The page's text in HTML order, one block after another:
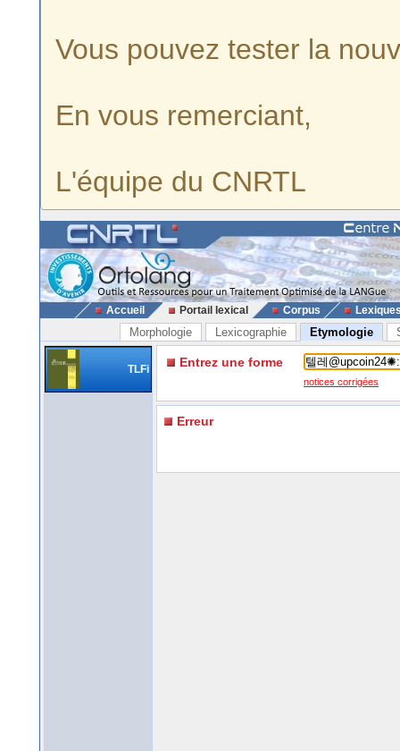
Vous pouvez tester la
En vous remerciant,
L'équipe du CNRTL
Accueil Portail lexical Corpus
Morphologie Lexicographie Etymologie
TLFi Entrez une forme
notices corrigées
Erreur